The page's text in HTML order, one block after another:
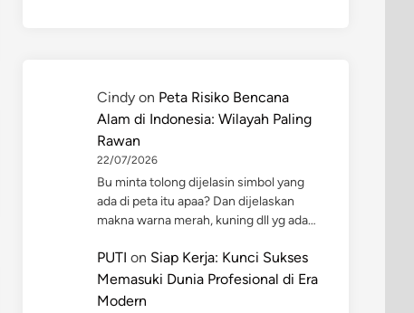
Cindy on Peta Risiko Bencana
Alam di Indonesia: Wilayah Paling
Rawan
22/07/2026
Bu minta tolong dijelasin simbol yang
ada di peta itu apaa? Dan dijelaskan
makna warna merah, kuning dll yg ada…
PUTI on Siap Kerja: Kunci Sukses
Memasuki Dunia Profesional di Era
Modern